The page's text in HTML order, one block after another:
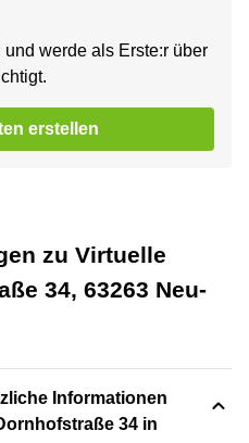
werde als Erste:r über
erstellen
zu Virtuelle
34, 63263 Neu-
Informationen
34 in